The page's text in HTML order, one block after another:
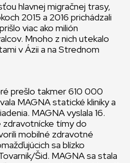
hlavnej migračnej trasy,
2015 a 2016 prichádzali
viac ako milión
Mnoho z nich utekalo
v Ázii a na Strednom
prešlo takmer 610 000
MAGNA statické kliniky a
MAGNA vyslala 16.
tímy do
mobilné zdravotné
sa blízko
Šid. MAGNA sa stala